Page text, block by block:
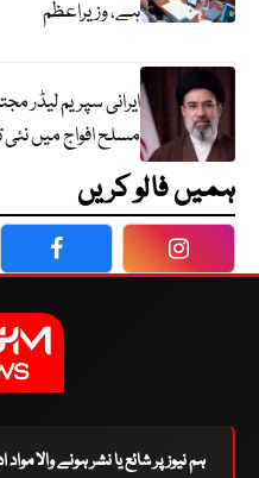
ہے، وزیراعظم
ایرانی سپریم لیڈر
مسلح افواج میں نئی
ہمیں فالو کریں
Facebook
ہم نیوز پر شائع یا نشر ہونے والا